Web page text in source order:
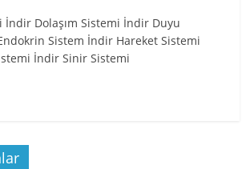
İndir Dolaşım Sistemi İndir Duyu
Sistem İndir Hareket Sistemi
İndir Sinir Sistemi